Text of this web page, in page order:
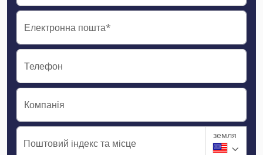
Електронна пошта*
Телефон
Компанія
Поштовий індекс та місце
земля